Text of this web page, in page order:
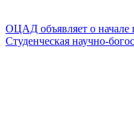
ОЦАД объявляет о начале
Студенческая научно-